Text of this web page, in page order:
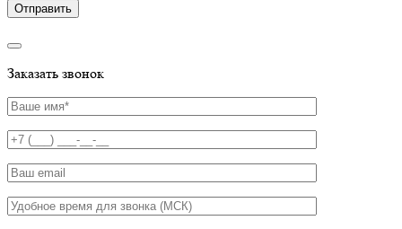
Заказать звонок